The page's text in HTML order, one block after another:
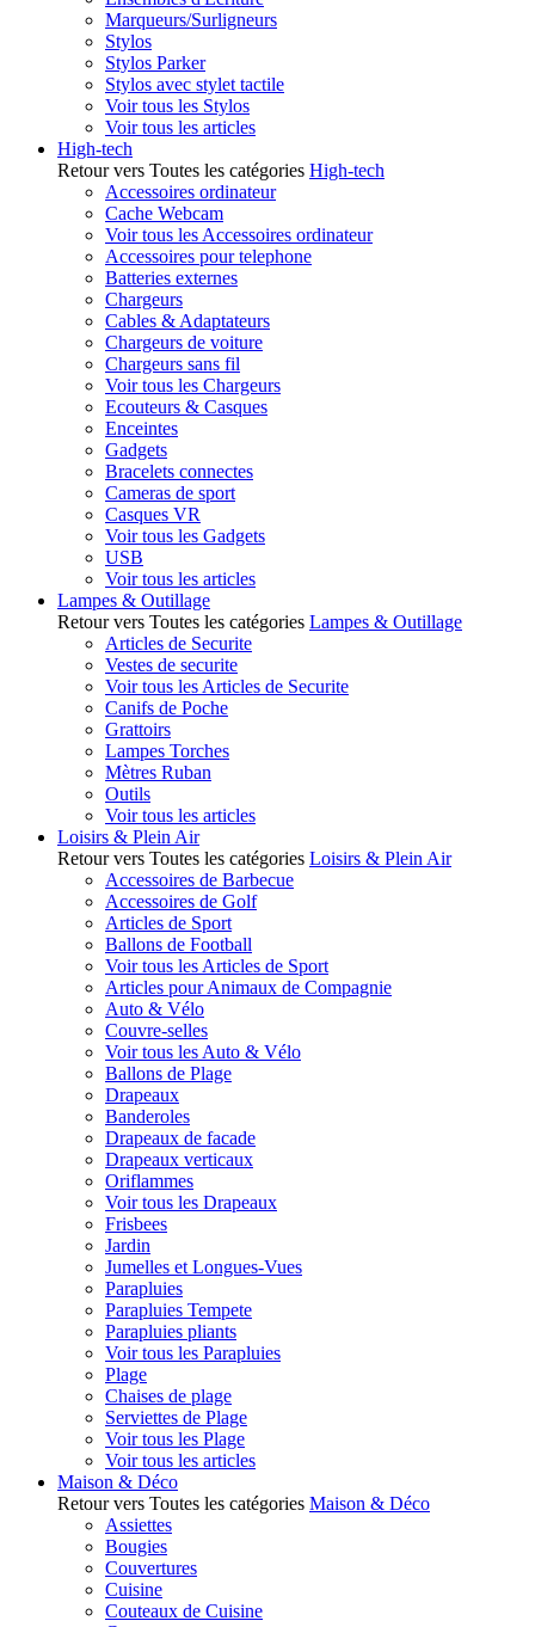
Marqueurs/Surligneurs
Stylos
Stylos Parker
Stylos avec stylet tactile
Voir tous les Stylos
Voir tous les articles
High-tech
Retour vers Toutes les catégories High-tech
Accessoires ordinateur
Cache Webcam
Voir tous les Accessoires ordinateur
Accessoires pour telephone
Batteries externes
Chargeurs
Cables & Adaptateurs
Chargeurs de voiture
Chargeurs sans fil
Voir tous les Chargeurs
Ecouteurs & Casques
Enceintes
Gadgets
Bracelets connectes
Cameras de sport
Casques VR
Voir tous les Gadgets
USB
Voir tous les articles
Lampes & Outillage
Retour vers Toutes les catégories Lampes & Outillage
Articles de Securite
Vestes de securite
Voir tous les Articles de Securite
Canifs de Poche
Grattoirs
Lampes Torches
Mètres Ruban
Outils
Voir tous les articles
Loisirs & Plein Air
Retour vers Toutes les catégories Loisirs & Plein Air
Accessoires de Barbecue
Accessoires de Golf
Articles de Sport
Ballons de Football
Voir tous les Articles de Sport
Articles pour Animaux de Compagnie
Auto & Vélo
Couvre-selles
Voir tous les Auto & Vélo
Ballons de Plage
Drapeaux
Banderoles
Drapeaux de facade
Drapeaux verticaux
Oriflammes
Voir tous les Drapeaux
Frisbees
Jardin
Jumelles et Longues-Vues
Parapluies
Parapluies Tempete
Parapluies pliants
Voir tous les Parapluies
Plage
Chaises de plage
Serviettes de Plage
Voir tous les Plage
Voir tous les articles
Maison & Déco
Retour vers Toutes les catégories Maison & Déco
Assiettes
Bougies
Couvertures
Cuisine
Couteaux de Cuisine